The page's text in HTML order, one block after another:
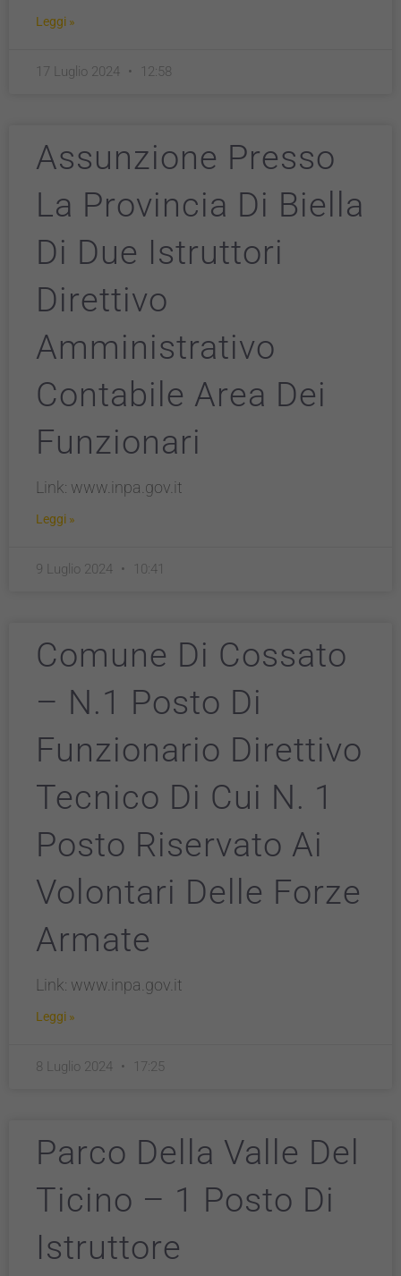
Leggi »
17 Luglio 2024 12:58
Assunzione Presso
La Provincia Di Biella
Di Due Istruttori
Direttivo
Amministrativo
Contabile Area Dei
Funzionari
Link: www.inpa.gov.it
Leggi »
9 Luglio 2024 10:41
Comune Di Cossato
– N.1 Posto Di
Funzionario Direttivo
Tecnico Di Cui N. 1
Posto Riservato Ai
Volontari Delle Forze
Armate
Link: www.inpa.gov.it
Leggi »
8 Luglio 2024 17:25
Parco Della Valle Del
Ticino – 1 Posto Di
Istruttore